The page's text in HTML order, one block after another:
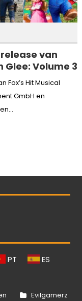
van
Volume 3
Hit Musical
GmbH en
PT ES
Evilgamerz